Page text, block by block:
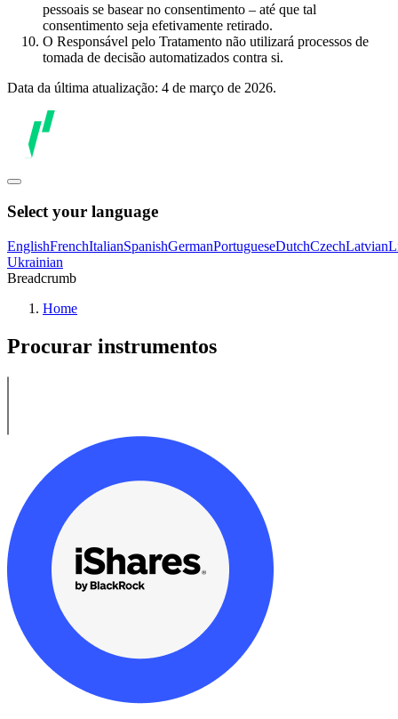
pessoais se basear no consentimento – até que tal
consentimento seja efetivamente retirado.
O Responsável pelo Tratamento não utilizará processos de
tomada de decisão automatizados contra si.
Data da última atualização: 4 de março de 2026.
Select your language
EnglishFrenchItalianSpanishGermanPortugueseDutchCzechLatvian
Ukrainian
Breadcrumb
Home
Procurar instrumentos